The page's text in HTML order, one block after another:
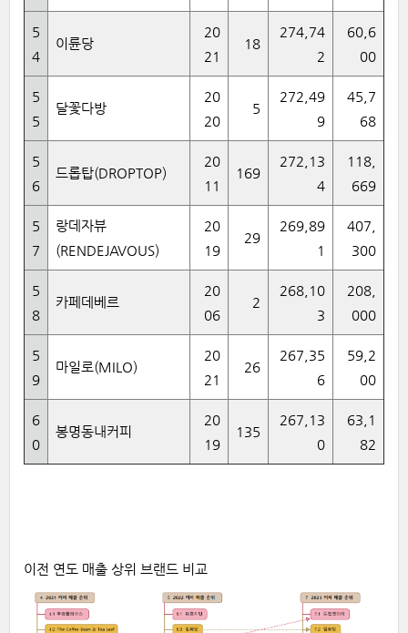
5
4
이륜당
20
21
18
274,74
2
60,6
00
5
5
달꽃다방
20
20
5
272,49
9
45,7
68
5
6
드롭탑(DROPTOP)
20
11
169
272,13
4
118,
669
5
7
랑데자뷰
(RENDEJAVOUS)
20
19
29
269,89
1
407,
300
5
8
카페데베르
20
06
2
268,10
3
208,
000
5
9
마일로(MILO)
20
21
26
267,35
6
59,2
00
6
0
봉명동내커피
20
19
135
267,13
0
63,1
82
이전 연도 매출 상위 브랜드 비교